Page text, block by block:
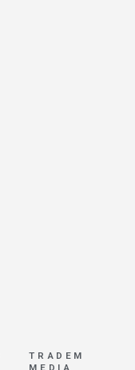
TRADEM
MEDIA